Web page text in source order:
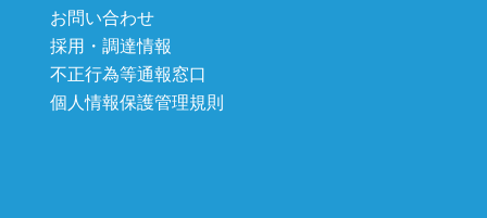
お問い合わせ
採用・調達情報
不正行為等通報窓口
個人情報保護管理規則